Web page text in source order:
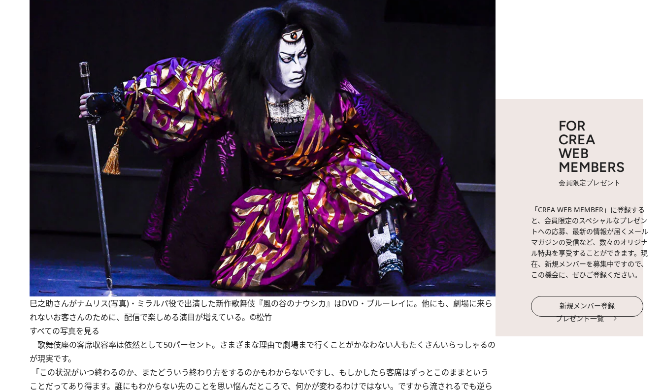
巳之助さんがナムリス(写真)・ミラルパ役で出演した新作歌舞伎『風の谷のナウシカ』はDVD・ブルーレイに。他にも、劇場に来ら
れないお客さんのために、配信で楽しめる演目が増えている。©松竹
すべての写真を見る
歌舞伎座の客席収容率は依然として50パーセント。さまざまな理由で劇場まで行くことがかなわない人もたくさんいらっしゃるの
が現実です。
「この状況がいつ終わるのか、またどういう終わり方をするのかもわからないですし、もしかしたら客席はずっとこのままという
ことだってあり得ます。誰にもわからない先のことを思い悩んだところで、何かが変わるわけではない。ですから流されるでも逆ら
FOR
CREA
WEB
MEMBERS
会員限定プレゼント
「CREA WEB MEMBER」に登録する
と、会員限定のスペシャルなプレゼン
トへの応募、最新の情報が届くメール
マガジンの受信など、数々のオリジナ
ル特典を享受することができます。現
在、新規メンバーを募集中ですので、
この機会に、ぜひご登録ください。
新規メンバー登録
プレゼント一覧